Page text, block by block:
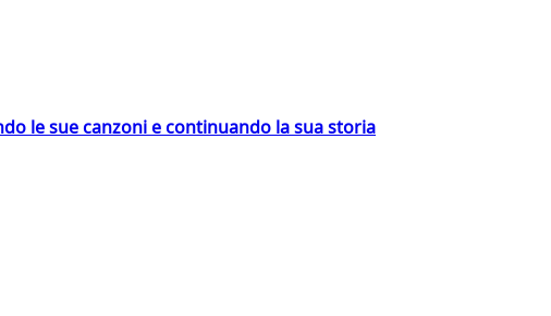
le sue canzoni e continuando la sua storia